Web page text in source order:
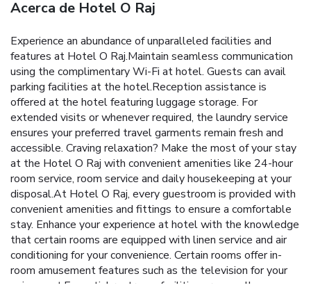
Acerca de Hotel O Raj
Experience an abundance of unparalleled facilities and
features at Hotel O Raj.Maintain seamless communication
using the complimentary Wi-Fi at hotel. Guests can avail
parking facilities at the hotel.Reception assistance is
offered at the hotel featuring luggage storage. For
extended visits or whenever required, the laundry service
ensures your preferred travel garments remain fresh and
accessible. Craving relaxation? Make the most of your stay
at the Hotel O Raj with convenient amenities like 24-hour
room service, room service and daily housekeeping at your
disposal.At Hotel O Raj, every guestroom is provided with
convenient amenities and fittings to ensure a comfortable
stay. Enhance your experience at hotel with the knowledge
that certain rooms are equipped with linen service and air
conditioning for your convenience. Certain rooms offer in-
room amusement features such as the television for your
enjoyment.Essential restroom facilities are equally